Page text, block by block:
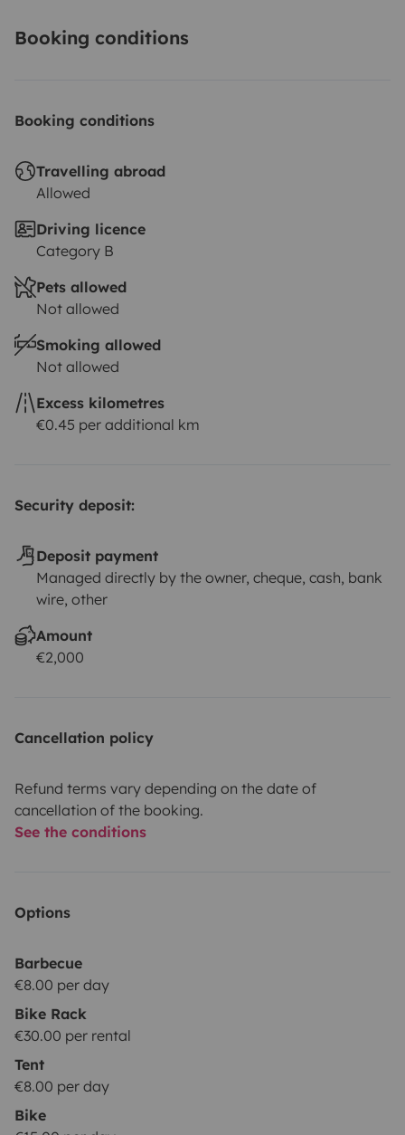
Booking conditions
Booking conditions
Travelling abroad
Allowed
Driving licence
Category B
Pets allowed
Not allowed
Smoking allowed
Not allowed
Excess kilometres
€0.45 per additional km
Security deposit:
Deposit payment
Managed directly by the owner, cheque, cash, bank
wire, other
Amount
€2,000
Cancellation policy
Refund terms vary depending on the date of
cancellation of the booking.
See the conditions
Options
Barbecue
€8.00 per day
Bike Rack
€30.00 per rental
Tent
€8.00 per day
Bike